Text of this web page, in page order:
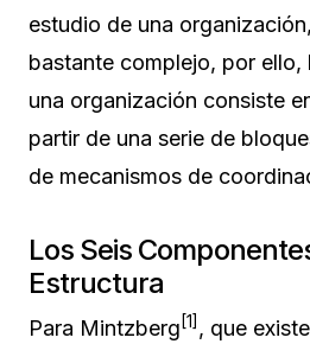
estudio de una
bastante complejo, por
una organización consiste
partir de una serie de
de mecanismos de
Los Seis
Estructura
Para Mintzberg [1] , que